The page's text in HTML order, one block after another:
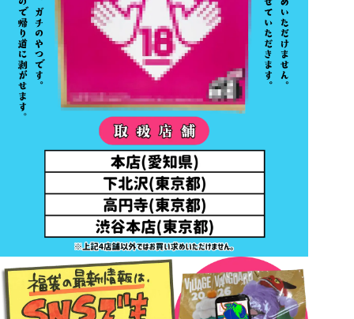
イオンモール太田（群馬県）
イオンモール佐野新都市（栃木県）
イオンモール羽生（埼玉県）
イオンモール川口（埼玉県）
PLUSイオンレイクタウンmori（埼玉県）
イオンレイクタウンKaze（埼玉県）
ピオニウォーク東松山（埼玉県）
イオンモール幕張新都心（千葉県）
イオンモール日の出（東京都）
イオンモール交付昭和（山梨県）
イオンモール佐久平（長野県）
イオンモール名古屋茶屋（愛知県）
イオンモール新小松（石川県）
つかしん（VV）（兵庫県）
イオンモール大日（大阪府）
イオンモール宮﨑（宮崎県）
番外編 18禁福袋
約20000円も入って¥5,500（税込）
※18歳以下の方はお買い求めいただけません。